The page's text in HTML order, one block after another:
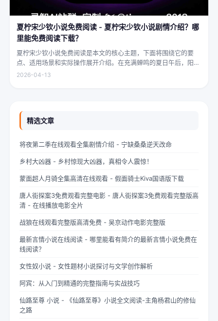
夏柠宋少钦小说免费阅读 - 夏柠宋少钦小说剧情介绍？哪
里能免费阅读下载？
夏柠宋少钦小说免费阅读是本文的核心主题，下面将围绕它的要
点、适用场景和实际操作展开介绍。在充满蝉鸣的夏日午后，阳光
透过梧桐树叶的缝隙，洒在少女夏柠的肩头。她坐在旧书摊旁，手
2026-04-13
精选文章
将夜第二季在线观看全集剧情介绍 - 宁缺桑桑逆天改命
乡村大凶器 - 乡村惊现大凶器，真相令人震惊！
蒙面超人月骑全集高清在线观看 - 假面骑士Kiva国语版下载
唐人街探案3免费观看完整电影 - 唐人街探案3免费观看完整版高
清 - 在线播放电影全片
战狼在线观看完整版高清免费 - 吴京动作电影完整版
最新言情小说在线阅读 - 哪里能看有简介的最新言情小说免费在
线阅读？
女性奴小说 - 女性题材小说探讨与文学创作解析
阿宾：从入门到精通的完整指南与实战技巧
仙路至尊 小说 - 《仙路至尊》小说全文阅读-主角杨君山的修仙
之路